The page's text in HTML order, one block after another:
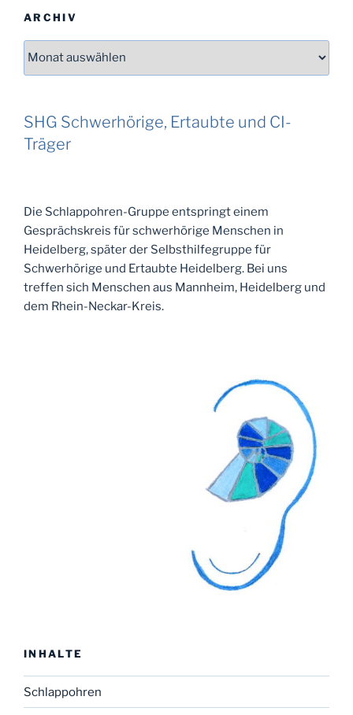
ARCHIV
Archiv
SHG Schwerhörige, Ertaubte und CI-
Träger
Die Schlappohren-Gruppe entspringt einem
Gesprächskreis für schwerhörige Menschen in
Heidelberg, später der Selbsthilfegruppe für
Schwerhörige und Ertaubte Heidelberg. Bei uns
treffen sich Menschen aus Mannheim, Heidelberg und
dem Rhein-Neckar-Kreis.
INHALTE
Schlappohren